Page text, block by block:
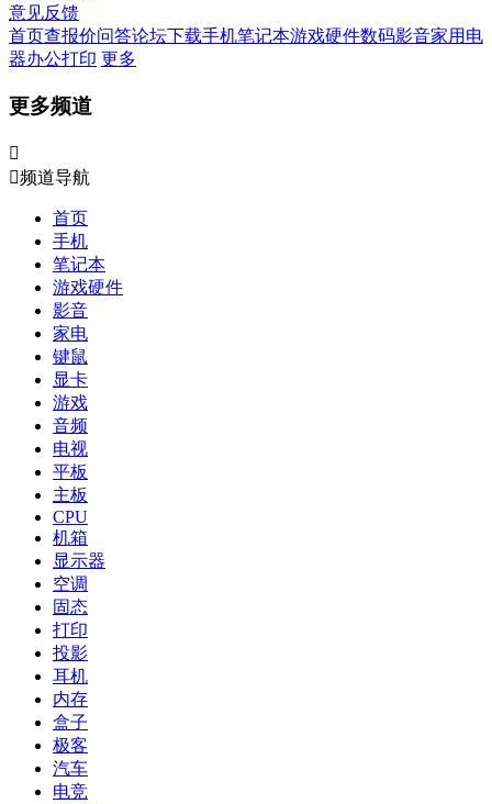
意见反馈
首页查报价问答论坛下载手机笔记本游戏硬件数码影音家用电
器办公打印 更多
更多频道

频道导航
首页
手机
笔记本
游戏硬件
影音
家电
键鼠
显卡
游戏
音频
电视
平板
主板
CPU
机箱
显示器
空调
固态
打印
投影
耳机
内存
盒子
极客
汽车
电竞